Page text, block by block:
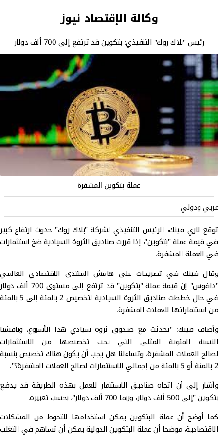
وكالة الإقتصاد نيوز
رئيس "بلاك روك" التنفيذي: بتكوين قد ترتفع إلى 700 ألف دولار
عملة بتكوين المشفرة
عربي ودولي
توقع لاري فينك، الرئيس التنفيذي لشركة "بلاك روك" حدوث ارتفاع كبير
في قيمة عملة "بتكوين"، إذا قررت صناديق الثروة السيادية ضخ استثمارات
في العملة المشفرة.
وقال فينك في تصريحات على هامش المنتدى الاقتصادي العالمي
"دافوس" إن قيمة عملة "بتكوين" قد ترتفع إلى مستوى 700 ألف دولار
في حال خططت صناديق الثروة السيادية لتخصيص 2 بالمئة إلى 5 بالمئة
من استثماراتها للعملات المشفرة.
وأضاف فينك: "تحدثت مع صندوق ثروة سيادي هذا الأسبوع، وناقشنا
النسبة المئوية المثلى التي يجب تخصيصها من الاستثمارات
لصالح العملات المشفرة، وتساءلنا هل يجب أن يكون هناك تخصيص بنسبة
2 بالمئة أو 5 بالمئة من إجمالي الاستثمارات لصالح العملات المشفرة؟".
وأشار إلى أن اتجاه صناديق الاستثمار للعمل بهذه الطريقة قد يدفع
بتكوين "إلى 500 ألف دولار، وربما 700 ألف دولار"، بحسب تعبيره.
كما أوضح أن عملة البتكوين يمكن استخدامها للتحوط من المشكلات
الاقتصادية، موضحا أن عملة البتكوين الدولية يمكن أن تساهم في التغلب